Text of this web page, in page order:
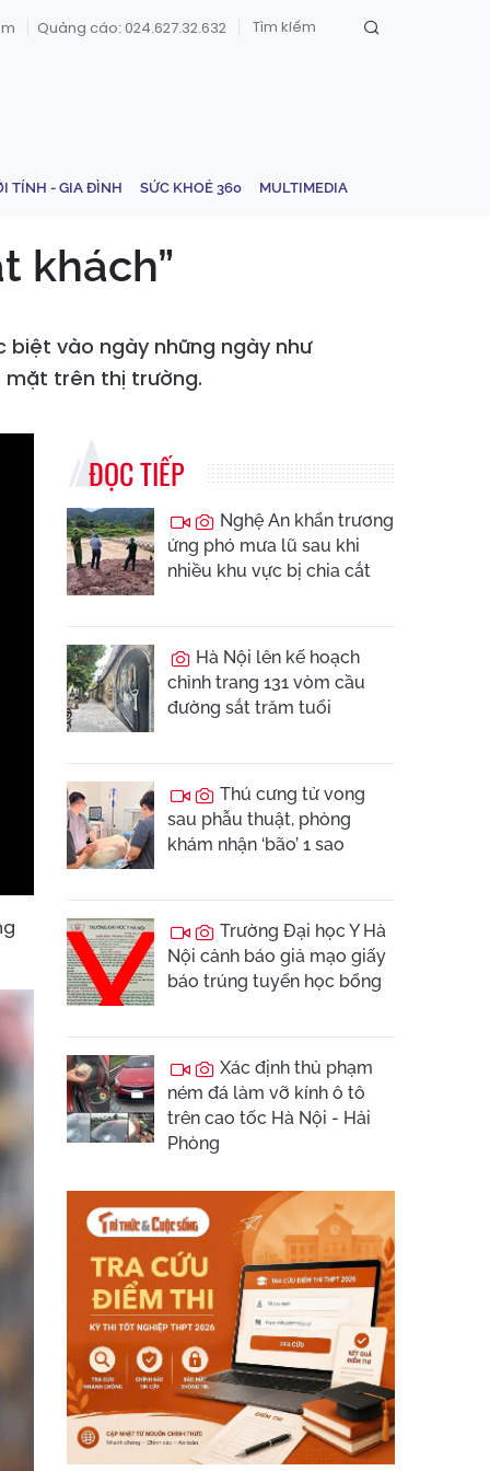
Quảng cáo: 024.627.32.632
TÍNH - GIA ĐÌNH SỨC KHOẺ 360 MULTIMEDIA
khách”
vào ngày những ngày như
mặt trên thị trường.
ĐỌC TIẾP
Nghệ An khẩn trương
ứng phó mưa lũ sau khi
nhiều khu vực bị chia cắt
Hà Nội lên kế hoạch
chỉnh trang 131 vòm cầu
đường sắt trăm tuổi
Thú cưng tử vong
sau phẫu thuật, phòng
khám nhận ‘bão’ 1 sao
Trường Đại học Y Hà
Nội cảnh báo giả mạo giấy
báo trúng tuyển học bổng
Xác định thủ phạm
ném đá làm vỡ kính ô tô
trên cao tốc Hà Nội - Hải
Phòng